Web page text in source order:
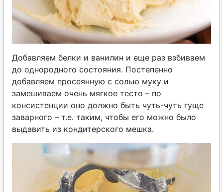
Добавляем белки и ванилин и еще раз взбиваем
до однородного состояния. Постепенно
добавляем просеянную с солью муку и
замешиваем очень мягкое тесто – по
консистенции оно должно быть чуть-чуть гуще
заварного – т.е. таким, чтобы его можно было
выдавить из кондитерского мешка.